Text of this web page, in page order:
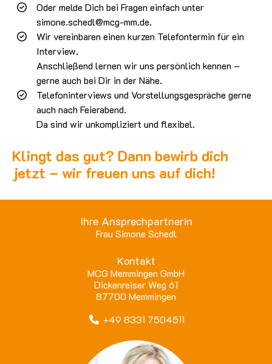
Oder melde Dich bei Fragen einfach unter
simone.schedl@mcg-mm.de.
Wir vereinbaren einen kurzen Telefontermin für ein
Interview.
Anschließend lernen wir uns persönlich kennen –
gerne auch bei Dir in der Nähe.
Telefoninterviews und Vorstellungsgespräche gerne
auch nach Feierabend.
Da sind wir unkompliziert und flexibel.
Klingt das gut? Dann bewirb dich
jetzt – wir freuen uns auf dich!
Ihre Ansprechpartnerin
Frau Simone Schedl
Kontakt
MCG Memmingen GmbH
Dickenreiser Weg 61
87700 Memmingen
+49 8331 7504511